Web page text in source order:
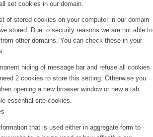
set cookies in our domain.
of stored cookies on your computer in our domain
stored. Due to security reasons we are not able to
other domains. You can check these in your
hiding of message bar and refuse all cookies
2 cookies to store this setting. Otherwise you
opening a new browser window or new a tab.
essential site cookies.
that is used either in aggregate form to